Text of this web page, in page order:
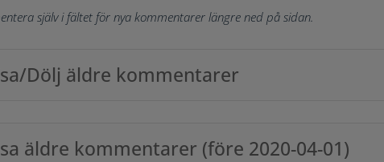
själv i fältet för nya kommentarer längre ned på sidan.
Dölj äldre kommentarer
äldre kommentarer (före 2020-04-01)